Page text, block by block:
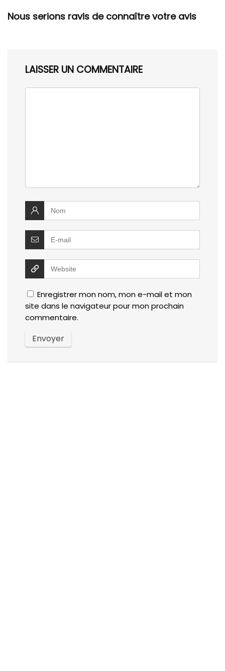
Nous serions ravis de connaître votre avis
LAISSER UN COMMENTAIRE
Enregistrer mon nom, mon e-mail et mon
site dans le navigateur pour mon prochain
commentaire.